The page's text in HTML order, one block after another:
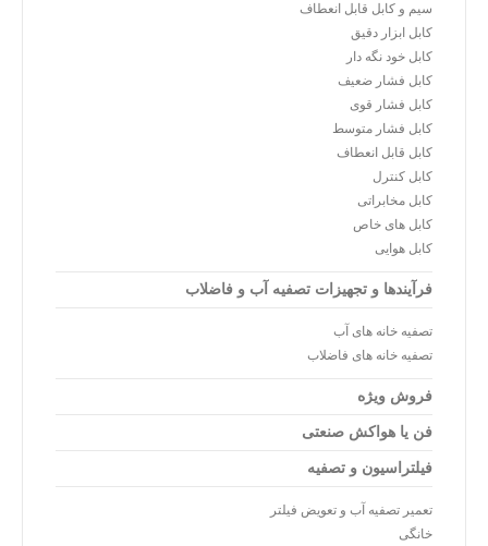
سیم و کابل قابل انعطاف
کابل ابزار دقیق
کابل خود نگه دار
کابل فشار ضعیف
کابل فشار قوی
کابل فشار متوسط
کابل قابل انعطاف
کابل کنترل
کابل مخابراتی
کابل های خاص
کابل هوایی
فرآیندها و تجهیزات تصفیه آب و فاضلاب
تصفیه خانه های آب
تصفیه خانه های فاضلاب
فروش ویژه
فن یا هواکش صنعتی
فیلتراسیون و تصفیه
تعمیر تصفیه آب و تعویض فیلتر
خانگی